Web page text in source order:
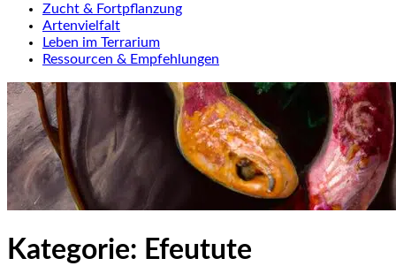
Zucht & Fortpflanzung
Artenvielfalt
Leben im Terrarium
Ressourcen & Empfehlungen
Kategorie: Efeutute